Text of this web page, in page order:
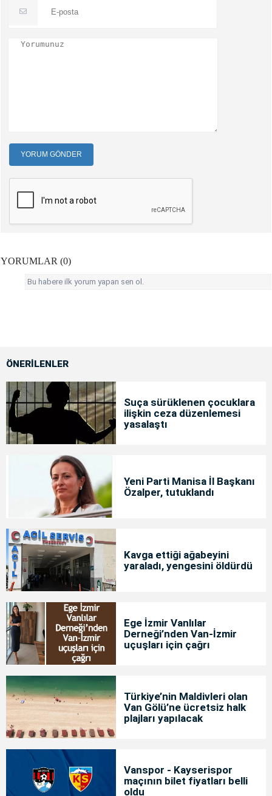
YORUM GÖNDER
YORUMLAR (0)
Bu habere ilk yorum yapan sen ol.
ÖNERİLENLER
Suça sürüklenen çocuklara
ilişkin ceza düzenlemesi
yasalaştı
Yeni Parti Manisa İl Başkanı
Özalper, tutuklandı
Kavga ettiği ağabeyini
yaraladı, yengesini öldürdü
Ege İzmir Vanlılar
Derneği’nden Van-İzmir
uçuşları için çağrı
Türkiye’nin Maldivleri olan
Van Gölü’ne ücretsiz halk
plajları yapılacak
Vanspor - Kayserispor
maçının bilet fiyatları belli
oldu